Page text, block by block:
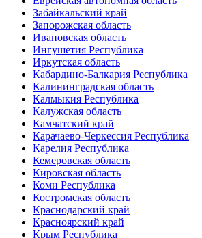
Забайкальский край
Запорожская область
Ивановская область
Ингушетия Республика
Иркутская область
Кабардино-Балкария Республика
Калининградская область
Калмыкия Республика
Калужская область
Камчатский край
Карачаево-Черкессия Республика
Карелия Республика
Кемеровская область
Кировская область
Коми Республика
Костромская область
Краснодарский край
Красноярский край
Крым Республика